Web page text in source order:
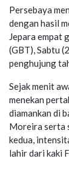
Persebaya
dengan hasil
Jepara empat
(GBT), Sabtu
penghujung
Sejak menit
menekan
diamankan di
Moreira serta
kedua,
lahir dari kaki